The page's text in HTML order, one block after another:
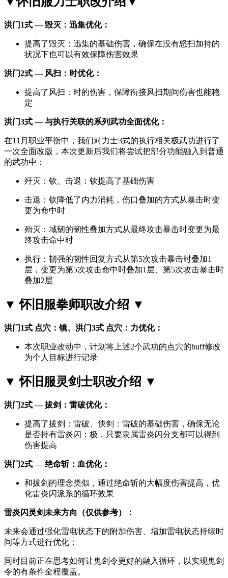
洪门1式 — 毁灭：迅集优化：
提高了毁灭：迅集的基础伤害，确保在没有怒扫加持的
状况下也可以有效保障伤害效果
洪门2式 — 风扫：时优化：
提高了风扫：时的伤害，保障衔接风扫期间伤害也能稳
定
洪门3式 — 与执行关联的系列武功全面优化：
在11月职业平衡中，我们对力士3式的执行相关极武功进行了
一次全面改版，本次更新后我们将尝试把部分功能融入到普通
的武功中：
歼灭：钦、击退：钦提高了基础伤害
击退：钦降低了内力消耗，伤口叠加的方式从暴击时变
更为命中时
殆灭：域韧的韧性叠加方式从最终攻击暴击时变更为最
终攻击命中时
执行：韧强的韧性回复方式从第5次攻击暴击时叠加1
层，变更为第5次攻击命中时叠加1层、第5次攻击暴击时
叠加2层
▼ 怀旧服拳师职改介绍 ▼
洪门1式 点穴：镜、洪门3式 点穴：力优化：
本次职业改动中，计划将上述2个武功的点穴的buff修改
为个人目标进行记录
▼ 怀旧服灵剑士职改介绍 ▼
洪门2式 — 拔剑：雷破优化：
提高了拔剑：雷破、快剑：雷破的基础伤害，确保无论
是否持有雷炎闪：极，只要隶属雷炎闪分支都可以得到
伤害提高
洪门2式 — 绝命斩：血优化：
和拔剑的理念类似，通过绝命斩的大幅度伤害提高，优
化雷炎闪派系的循环效果
雷炎闪灵剑未来方向（仅供参考）：
未来会通过强化雷电状态下的附加伤害、增加雷电状态持续时
间等方式进行优化；
同时目前正在思考如何让鬼剑令更好的融入循环，以实现鬼剑
令的有条件全程覆盖。